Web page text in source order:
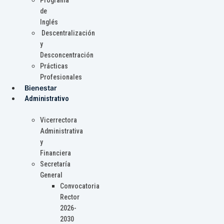
de
Inglés
Descentralización
y
Desconcentración
Prácticas
Profesionales
Bienestar
Administrativo
Vicerrectora
Administrativa
y
Financiera
Secretaría
General
Convocatoria
Rector
2026-
2030